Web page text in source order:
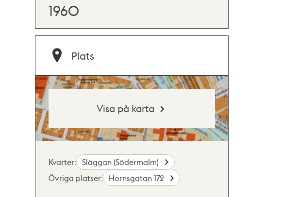
1960
Plats
Visa på karta
Kvarter:
Släggan (Södermalm)
Övriga platser:
Hornsgatan 172